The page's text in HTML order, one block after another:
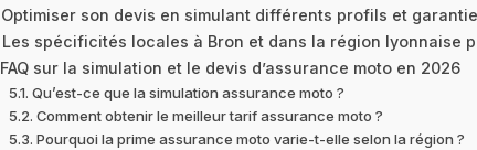
Optimiser son devis en simulant différents profils et
Les spécificités locales à Bron et dans la région lyonnaise
FAQ sur la simulation et le devis d’assurance moto en 2026
Qu’est-ce que la simulation assurance moto ?
Comment obtenir le meilleur tarif assurance moto ?
Pourquoi la prime assurance moto varie-t-elle selon la région ?